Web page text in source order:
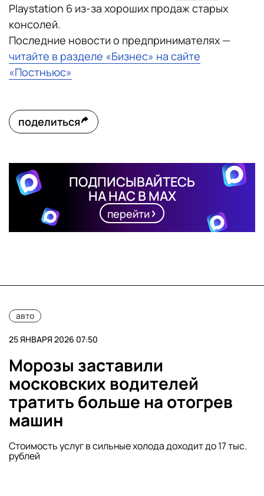
Playstation 6 из-за хороших продаж старых
консолей.
Последние новости о предпринимателях —
читайте в разделе «Бизнес» на сайте
«Постньюс»
поделиться
ПОДПИСЫВАЙТЕСЬ
НА НАС В MAX
перейти
авто
25 ЯНВАРЯ 2026 07:50
Морозы заставили
московских водителей
тратить больше на отогрев
машин
Стоимость услуг в сильные холода доходит до 17 тыс.
рублей